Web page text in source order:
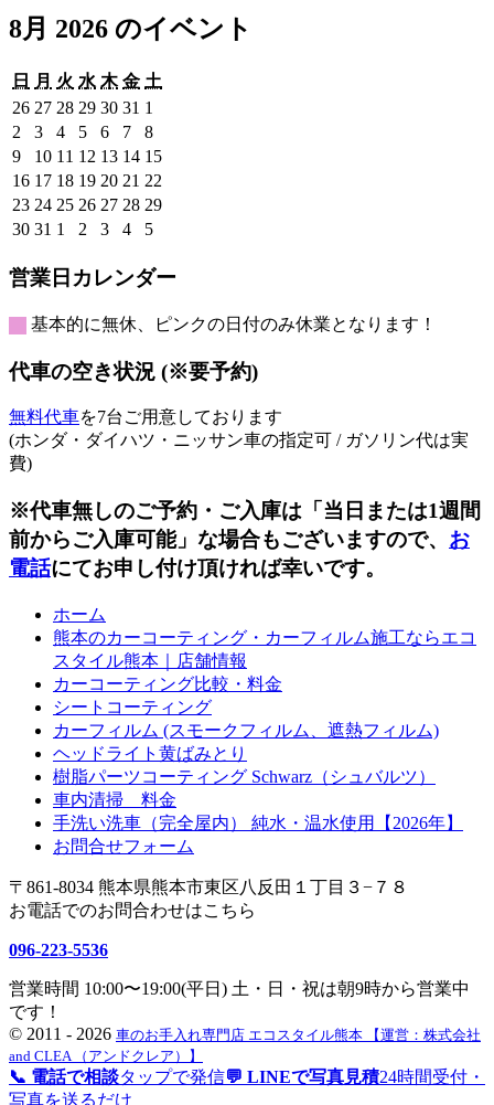
8月 2026 のイベント
日
日
曜
日
月 月
曜
日
火 火
曜
日
水水
曜
日
木木
曜
日
金金
曜
日
土
262026
年
7
月
26
日
272026
年
7
月
27
日
282026
年
7
月
28
日
292026
年
7
月
29
日
302026
年
7
月
30
日
31 2026
年
7
月
31
日
1
8
月
1
日
2 2026
年
8
月
2
日
32026
年
8
月
3
日
42026
年
8
月
4
日
52026
年
8
月
5
日
62026
年
8
月
6
日
72026
年
8
月
7
日
82026
年
8
月
8
日
92026
年
8
月
9
日
102026
年
8
月
10
日
11 2026
年
8
月
11
12 2026
年
8
月
12
132026
年
8
月
13
142026
年
8
月
14
日
152026
8
162026
年
8
16
日
172026
年
8
17
日
182026
年
8
18
日
192026
年
8
19
日
202026
年
8
20
日
21 2026
年
8
21
日
22
年
232026
年
月
23
日
242026
年
月
24
日
252026
年
月
25
日
262026
年
月
26
日
272026
年
月
27
日
282026
年
月
28
292026
日
302026
8
月
30
日
31 2026
8
月
31
日
1 2026
9
月
1
日
2 2026
9
月
2
日
32026
9
月
3
日
42026
9
月
4
日
52026
9
5
日
営業日カレンダー
基本的に無休、ピンクの日付のみ休業となります！
代車の空き状況 (※要予約)
無料代車を7台ご用意しております
(ホンダ・ダイハツ・ニッサン車の指定可 / ガソリン代は実
費)
※代車無しのご予約・ご入庫は「当日または1週間
前からご入庫可能」な場合もございますので、 お
電話にてお申し付け頂ければ幸いです。
ホーム
熊本のカーコーティング・カーフィルム施工ならエコ
スタイル熊本｜店舗情報
カーコーティング比較・料金
シートコーティング
カーフィルム (スモークフィルム、遮熱フィルム)
ヘッドライト黄ばみとり
樹脂パーツコーティング Schwarz（シュバルツ）
車内清掃 料金
手洗い洗車（完全屋内） 純水・温水使用【2026年】
お問合せフォーム
〒861-8034 熊本県熊本市東区八反田１丁目３−７８
お電話でのお問合わせはこちら
096-223-5536
営業時間 10:00〜19:00(平日) 土・日・祝は朝9時から営業中
です！
© 2011 - 2026 車のお手入れ専門店 エコスタイル熊本 【運営：株式会社
and CLEA （アンドクレア）】
📞 電話で相談タップで発信💬 LINEで写真見積24時間受付・
写真を送るだけ